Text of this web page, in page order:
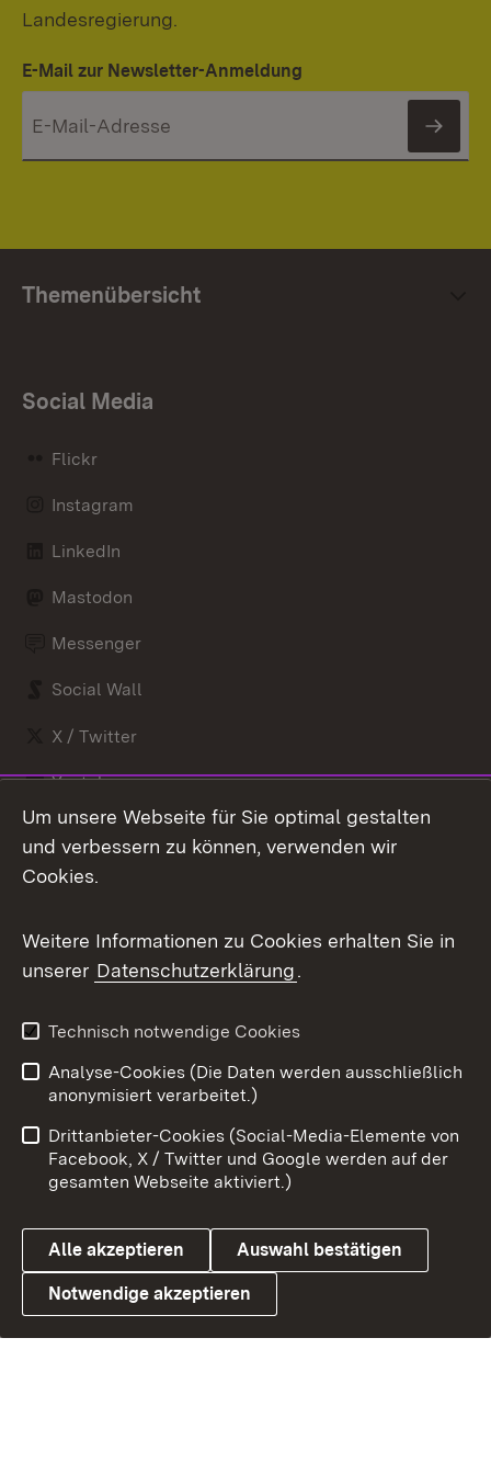
Landesregierung.
E-Mail zur Newsletter-Anmeldung
Themenübersicht
Social Media
Flickr
Instagram
LinkedIn
Mastodon
Messenger
Social Wall
X / Twitter
Youtube
Link zum Landesportal
Impressum
Datenschutz
Cookies
Um unsere Webseite für Sie optimal gestalten
und verbessern zu können, verwenden wir
Cookies.
Weitere Informationen zu Cookies erhalten Sie in
unserer Datenschutzerklärung.
Technisch notwendige Cookies
Analyse-Cookies (Die Daten werden ausschließlich
anonymisiert verarbeitet.)
Drittanbieter-Cookies (Social-Media-Elemente von
Facebook, X / Twitter und Google werden auf der
gesamten Webseite aktiviert.)
Alle akzeptieren Auswahl bestätigen
Notwendige akzeptieren